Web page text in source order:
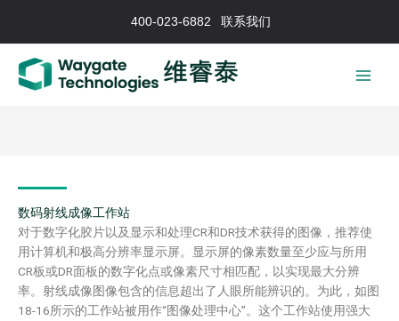
内
400-023-6882 联系我们
数码射线成像工作站
对于数字化胶片以及显示和处理CR和DR技术获得的图像，推荐使
用计算机和极高分辨率显示屏。显示屏的像素数量至少应与所用
CR板或DR面板的数字化点或像素尺寸相匹配，以实现最大分辨
率。射线成像图像包含的信息超出了人眼所能辨识的。为此，如图
18-16所示的工作站被用作“图像处理中心”。这个工作站使用强大